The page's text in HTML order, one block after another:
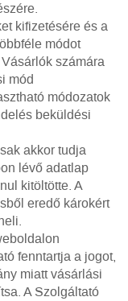
kifizetésére és a
módot
számára
mód
módozatok
beküldési
akkor tudja
lévő adatlap
kitöltötte. A
eredő károkért
fenntartja a jogot,
miatt vásárlási
A Szolgáltató